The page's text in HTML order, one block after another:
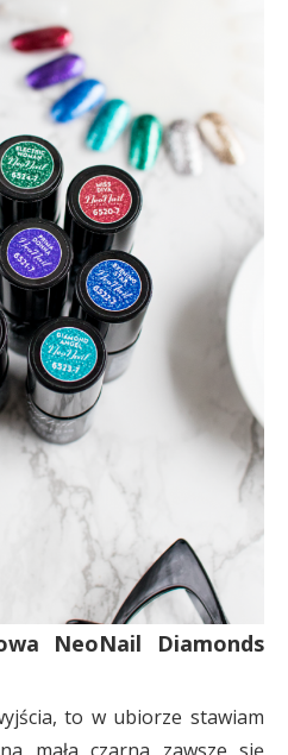
NeoNail Diamonds
to w ubiorze stawiam